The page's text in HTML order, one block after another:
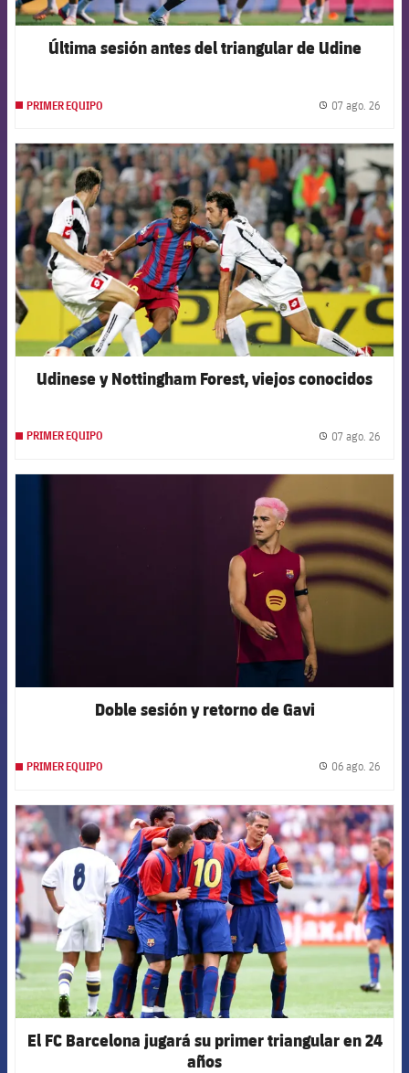
Última sesión antes del triangular de Udine
PRIMER EQUIPO 07 ago. 26
FCB Barcelona badge
Udinese y Nottingham Forest, viejos conocidos
PRIMER EQUIPO 07 ago. 26
FCB Barcelona badge
Doble sesión y retorno de Gavi
PRIMER EQUIPO 06 ago. 26
FCB Barcelona badge
El FC Barcelona jugará su primer triangular en 24
años